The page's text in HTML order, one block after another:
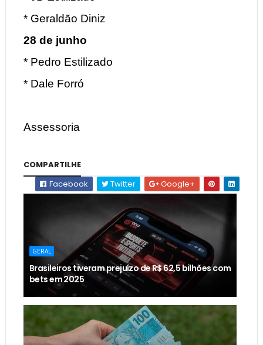
* Geraldão Diniz
28 de junho
* Pedro Estilizado
* Dale Forró
Assessoria
COMPARTILHE
Facebook
Twitter Google+
GERAL
Brasileiros tiveram prejuízo de R$ 62,5 bilhões com
bets em 2025